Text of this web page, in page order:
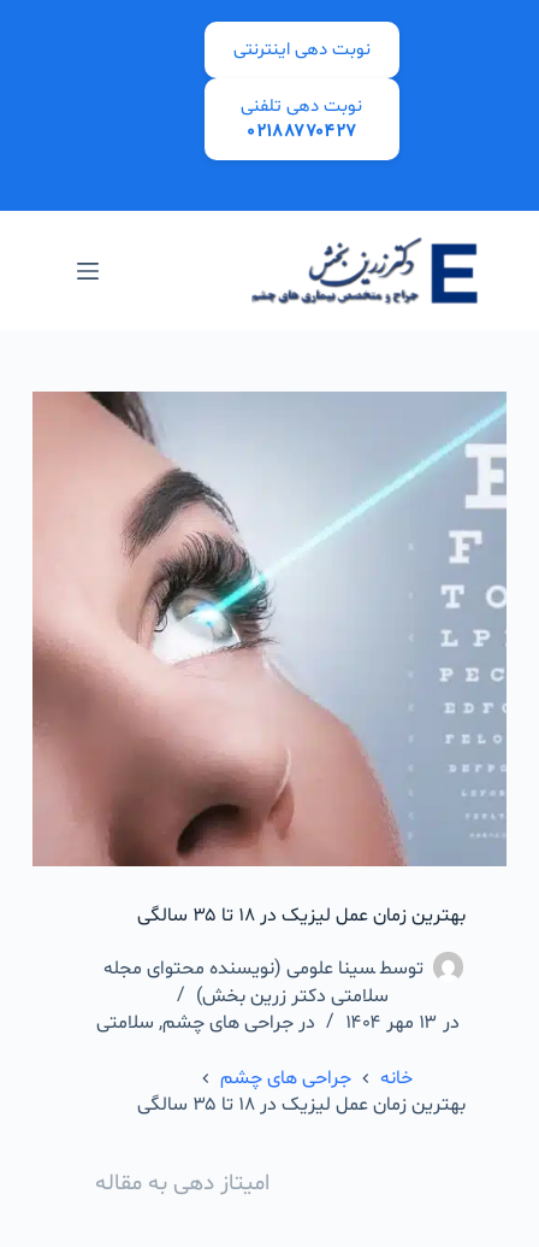
نوبت دهی اینترنتی
نوبت دهی تلفنی
۰۲۱۸۸۷۷۰۴۲۷
بهترین زمان عمل لیزیک در ۱۸ تا ۳۵ سالگی
توسطسینا علومی (نویسنده محتوای مجله
سلامتی دکتر زرین بخش)
در ۱۳ مهر ۱۴۰۴ در جراحی های چشم, سلامتی
خانه
جراحی های چشم
بهترین زمان عمل لیزیک در ۱۸ تا ۳۵ سالگی
امیتاز دهی به مقاله